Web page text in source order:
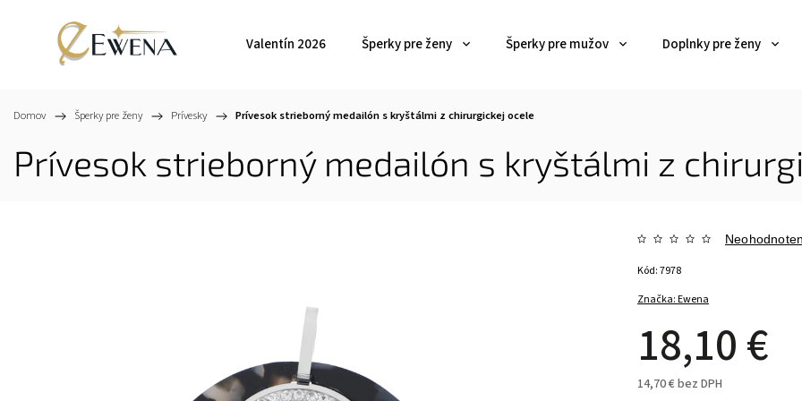
Valentín 2026 Šperky pre ženy Šperky pre mužov Doplnky pre ženy
Domov / Šperky pre ženy / Prívesky / Prívesok strieborný medailón s kryštálmi z chirurgickej ocele
Prívesok strieborný medailón s kryštálmi z
Značka:Ewena
18,10 €
14,70 €bez DPH
Kód:7978